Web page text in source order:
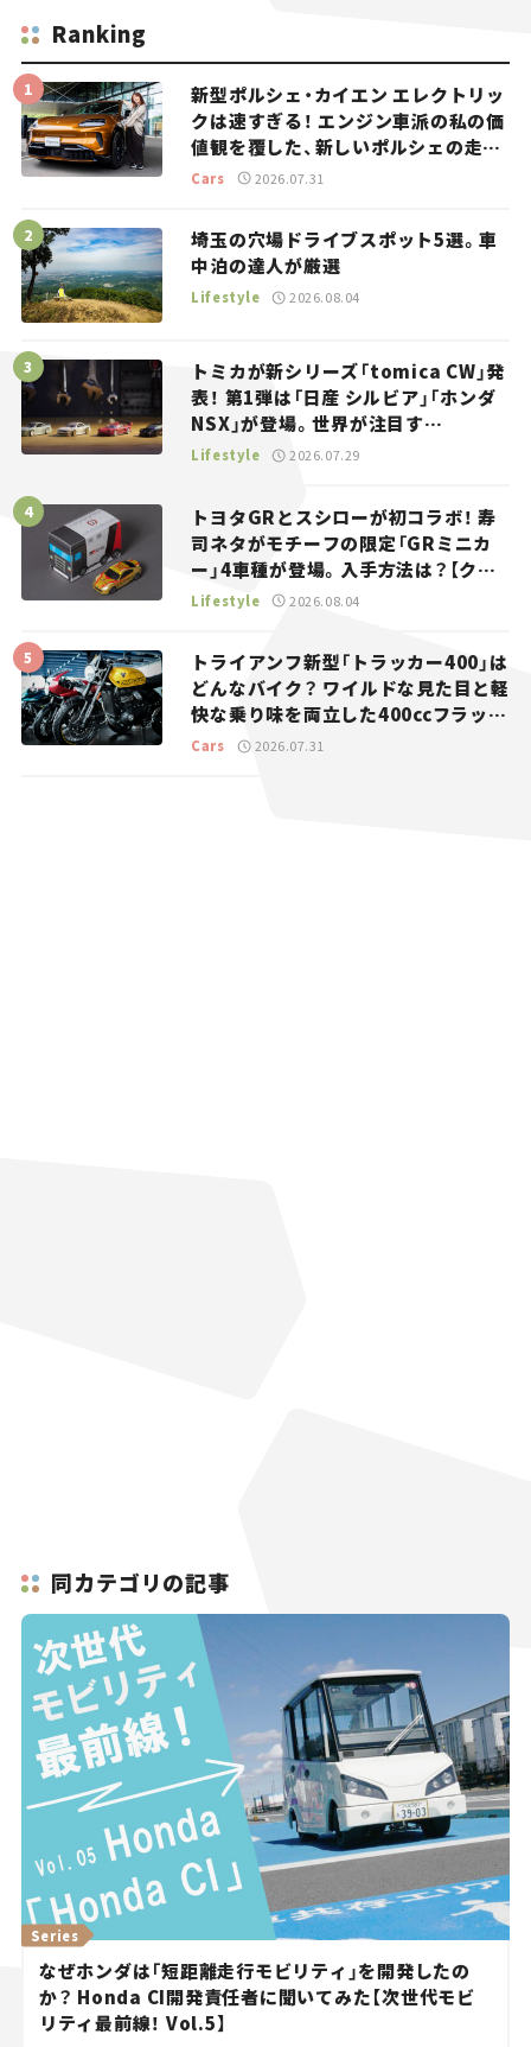
Ranking
新型ポルシェ・カイエン エレクトリッ
クは速すぎる！ エンジン車派の私の価
値観を覆した、新しいポルシェの走
り。
Cars 2026.07.31
埼玉の穴場ドライブスポット5選。車
中泊の達人が厳選
Lifestyle 2026.08.04
トミカが新シリーズ「tomica CW」発
表！ 第1弾は「日産 シルビア」「ホンダ
NSX」が登場。世界が注目す
る“JDM”に焦点【クルマとホビー】
Lifestyle 2026.07.29
トヨタGRとスシローが初コラボ！ 寿
司ネタがモチーフの限定「GRミニカ
ー」4車種が登場。入手方法は？【クル
マとホビー】
Lifestyle 2026.08.04
トライアンフ新型「トラッカー400」は
どんなバイク？ ワイルドな見た目と軽
快な乗り味を両立した400ccフラット
トラッカー【試乗レビュー】
Cars 2026.07.31
同カテゴリの記事
なぜホンダは「短距離走行モビリティ」を開発したの
か？ Honda CI開発責任者に聞いてみた【次世代モビ
リティ最前線！ Vol.5】
Series